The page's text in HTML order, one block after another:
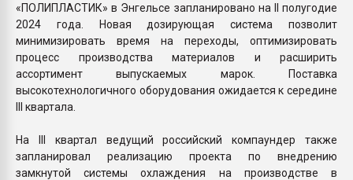
«ПОЛИПЛАСТИК» в Энгельсе запланировано на II полугодие
2024 года. Новая дозирующая система позволит
минимизировать время на переходы, оптимизировать
процесс производства материалов и расширить
ассортимент выпускаемых марок. Поставка
высокотехнологичного оборудования ожидается к середине
III квартала.
На III квартал ведущий российский компаундер также
запланировал реализацию проекта по внедрению
замкнутой системы охлаждения на производстве в